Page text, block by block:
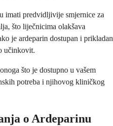
imati predvidljivije smjernice za
što liječnicima olakšava
je ardeparin dostupan i prikladan
učinkovit.
što je dostupno u vašem
potreba i njihovog kliničkog
o Ardeparinu